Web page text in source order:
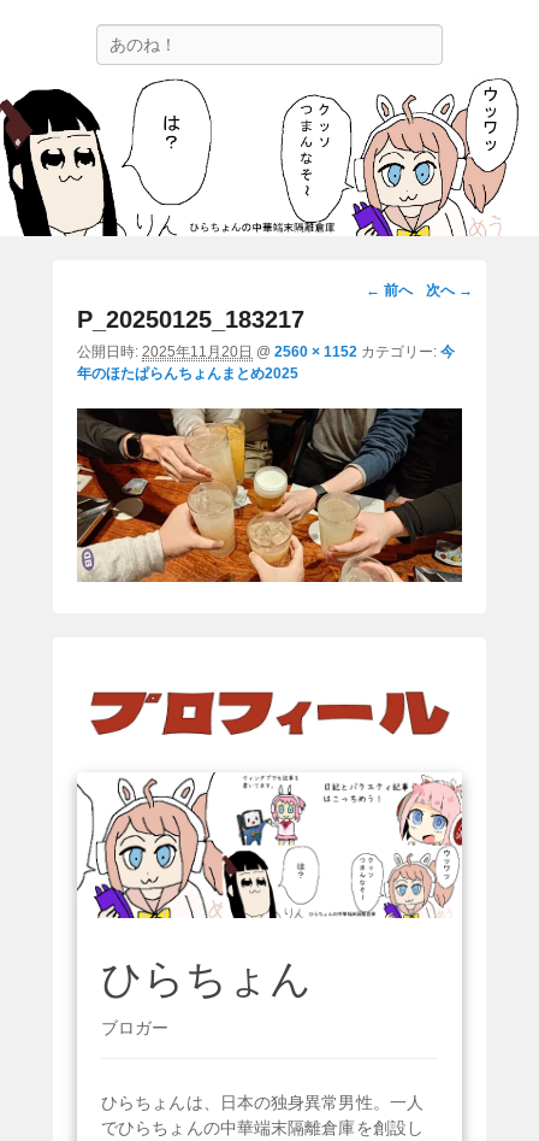
ひらちょんの中華端末隔離倉庫
ほたがページ上部にある検索バーを消してくれたサイトです。
画
ー
シ
ョ
ン
← 前へ 次へ →
P_20250125_183217
公開日時: 2025年11月20日 @ 2560 × 1152 カテゴリー: 今
年のほたぱらんちょんまとめ2025
ひらちょん
ブロガー
ひらちょんは、日本の独身異常男性。一人
でひらちょんの中華端末隔離倉庫を創設し